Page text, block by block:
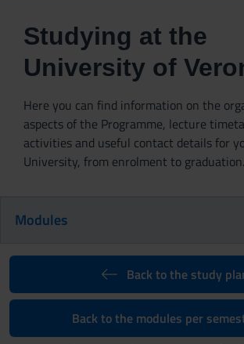
Studying at the
University of
Here you can find information on the
aspects of the Programme, lecture
activities and useful contact details for
University, from enrolment to graduation.
Modules
Back to the study
Back to the modules per